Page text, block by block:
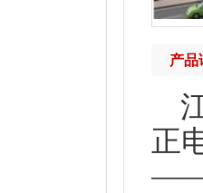
产品
正
——